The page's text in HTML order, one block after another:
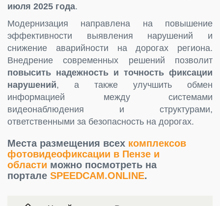
июля 2025 года.
Модернизация направлена на повышение
эффективности выявления нарушений и
снижение аварийности на дорогах региона.
Внедрение современных решений позволит
повысить надежность и точность фиксации
нарушений, а также улучшить обмен
информацией между системами
видеонаблюдения и структурами,
ответственными за безопасность на дорогах.
Места размещения всех комплексов
фотовидеофиксации в Пензе и
области можно посмотреть на
портале SPEEDCAM.ONLINE.